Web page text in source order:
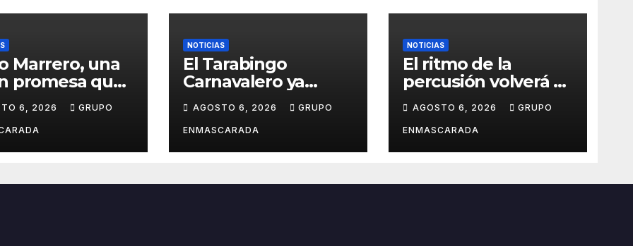
Marrero, una
promesa que
y la pasión
Carnaval
6, 2026 GRUPO
NOTICIAS
El Tarabingo
Carnavalero ya
con una nueva
edición cargada de
sorpresas
AGOSTO 6, 2026 GRUPO
ENMASCARADA
NOTICIAS
El ritmo de la
percusión volverá a
con un taller abierto
a todos los públicos
AGOSTO 6, 2026 GRUPO
ENMASCARADA